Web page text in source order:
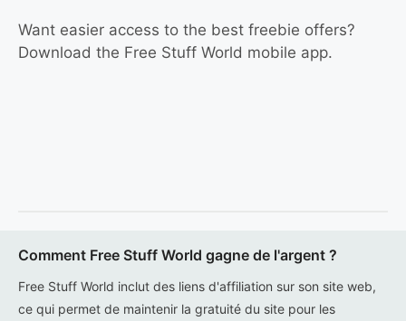
Want easier access to the best freebie offers?
Download the Free Stuff World mobile app.
Comment Free Stuff World gagne de l'argent ?
Free Stuff World inclut des liens d'affiliation sur son site web,
ce qui permet de maintenir la gratuité du site pour les